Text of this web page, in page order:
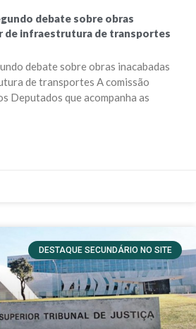
debate sobre obras
de infraestrutura de transportes
debate sobre obras inacabadas
de transportes A comissão
Deputados que acompanha as
DESTAQUE SECUNDÁRIO NO SITE